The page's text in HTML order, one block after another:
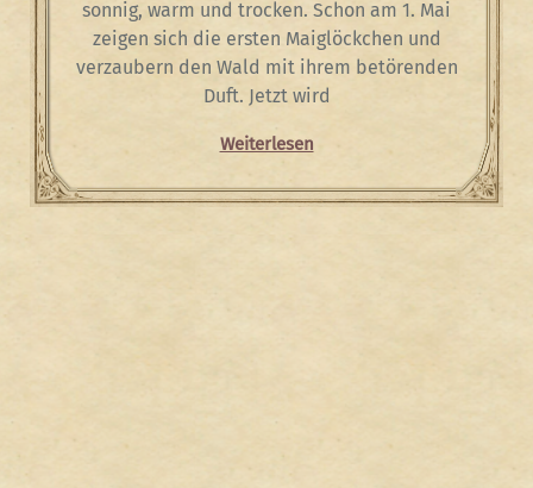
sonnig, warm und trocken. Schon am 1. Mai
zeigen sich die ersten Maiglöckchen und
verzaubern den Wald mit ihrem betörenden
Duft. Jetzt wird
Weiterlesen